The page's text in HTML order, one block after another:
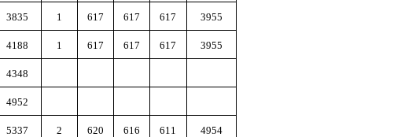
3835 1 617 617 617 3955
4188 1 617 617 617 3955
4348
4952
5337 2 620 616 611 4954